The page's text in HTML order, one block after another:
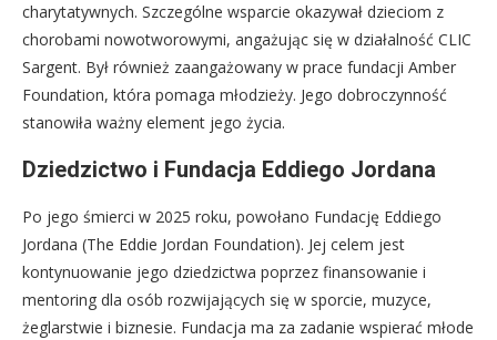
charytatywnych. Szczególne wsparcie okazywał dzieciom z
chorobami nowotworowymi, angażując się w działalność CLIC
Sargent. Był również zaangażowany w prace fundacji Amber
Foundation, która pomaga młodzieży. Jego dobroczynność
stanowiła ważny element jego życia.
Dziedzictwo i Fundacja Eddiego Jordana
Po jego śmierci w 2025 roku, powołano Fundację Eddiego
Jordana (The Eddie Jordan Foundation). Jej celem jest
kontynuowanie jego dziedzictwa poprzez finansowanie i
mentoring dla osób rozwijających się w sporcie, muzyce,
żeglarstwie i biznesie. Fundacja ma za zadanie wspierać młode